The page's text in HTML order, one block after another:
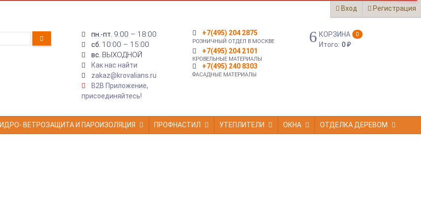
Вход Регистрация
пн.-пт. 9:00 – 18:00
сб. 10:00 – 15:00
вс. ВЫХОДНОЙ
Как нас найти
zakaz@krovalians.ru
B2B Приложение,
присоединяйтесь!
+7(495) 204 2875
РОЗНИЧНЫЙ ОТДЕЛ В МОСКВЕ
+7(495) 204 2101
КРОВЕЛЬНЫЕ МАТЕРИАЛЫ
+7(495) 240 8303
ФАСАДНЫЕ МАТЕРИАЛЫ
КОРЗИНА 0
Итого: 0₽
ВЕТРОЗАЩИТА И ПАРОИЗОЛЯЦИЯ ПРОФНАСТИЛ УТЕПЛИТЕЛИ ОКНА ОТДЕЛКА ДЕРЕВОМ